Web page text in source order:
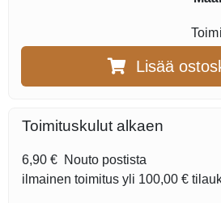
Lisää
Toimituskulut alkaen
6,90 € Nouto postista
ilmainen toimitus yli 100,00 €